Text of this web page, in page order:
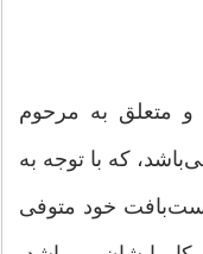
و متعلق به مرحوم
که با توجه به
خود متوفی